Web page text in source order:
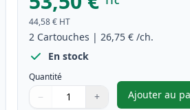
44,58 € HT
2 Cartouches | 26,75 € /ch.
En stock
Quantité
Quantité
Utilisez les boutons pour ajuster
− +
Quantité
Ajouter au
,